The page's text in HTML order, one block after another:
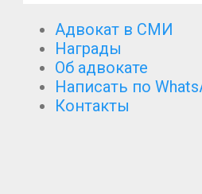
Адвокат в СМИ
Награды
Об адвокате
Написать по
Контакты